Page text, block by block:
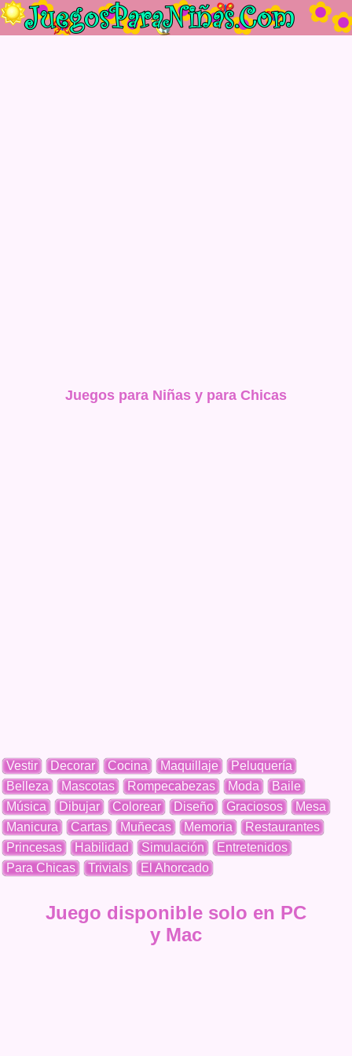
Juegos para Niñas y para Chicas
Vestir Decorar Cocina Maquillaje
Peluquería
Belleza
Mascotas Rompecabezas Moda
Baile
Música
Dibujar Colorear Diseño Graciosos
Mesa
Manicura
Cartas Muñecas Memoria
Restaurantes
Princesas
Habilidad Simulación
Entretenidos
Para Chicas
Trivials El Ahorcado
Juego disponible solo en PC
y Mac